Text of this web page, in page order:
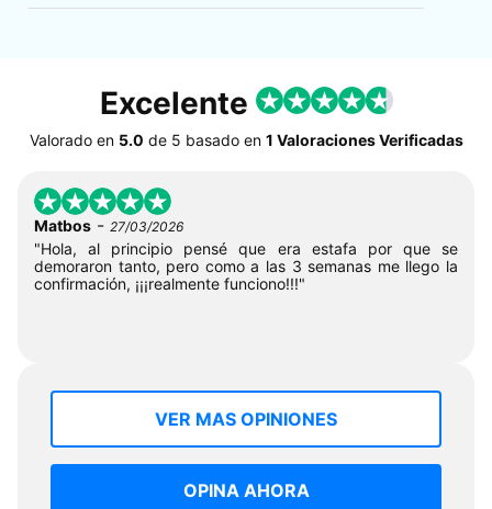
Excelente
Valorado en 5.0 de 5 basado en 1 Valoraciones Verificadas
Matbos - 27/03/2026
"Hola, al principio pensé que era estafa por que se
demoraron tanto, pero como a las 3 semanas me llego la
confirmación, ¡¡¡realmente funciono!!!"
VER MAS OPINIONES
OPINA AHORA